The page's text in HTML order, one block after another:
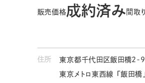
販売価格成約済み 間取り
住所 東京都千代田区飯田橋2-
東京メトロ東西線 「飯田